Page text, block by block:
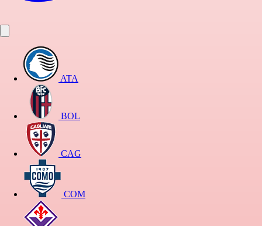
ATA
BOL
CAG
COM